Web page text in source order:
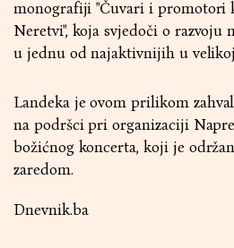
monografiji "Čuvari i promotori
Neretvi", koja svjedoči o razvoju
u jednu od najaktivnijih u
Landeka je ovom prilikom
na podršci pri organizaciji
božićnog koncerta, koji je
zaredom.
Dnevnik.ba